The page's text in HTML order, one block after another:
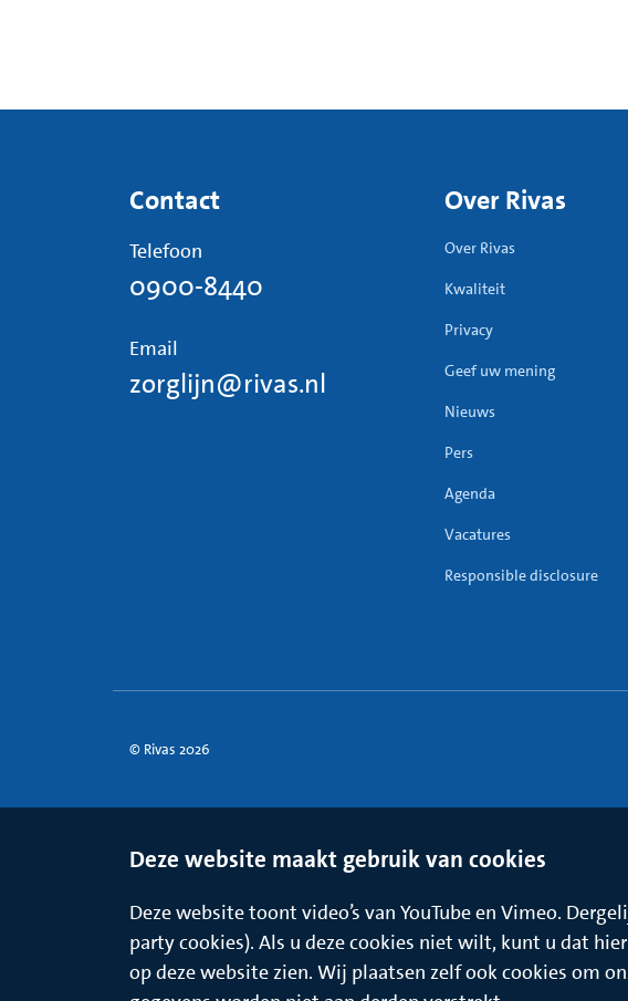
Contact
Telefoon
0900-8440
Email
zorglijn@rivas.nl
Over Rivas
Over Rivas
Kwaliteit
Privacy
Geef uw mening
Nieuws
Pers
Agenda
Vacatures
Responsible disclosure
© Rivas 2026
Deze website maakt gebruik van cookies
Deze website toont video’s van YouTube en Vimeo.
party cookies). Als u deze cookies niet wilt, kunt u dat
op deze website zien. Wij plaatsen zelf ook cookies om